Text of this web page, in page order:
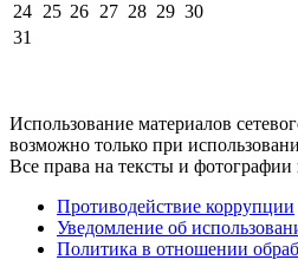
24 25 26 27 28 29 30
31
Использование материалов
возможно только при
Все права на тексты и
Противодействие коррупции
Уведомление об
Политика в отношении